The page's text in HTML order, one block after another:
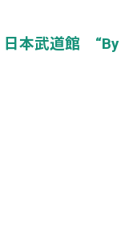
日本武道館 “By